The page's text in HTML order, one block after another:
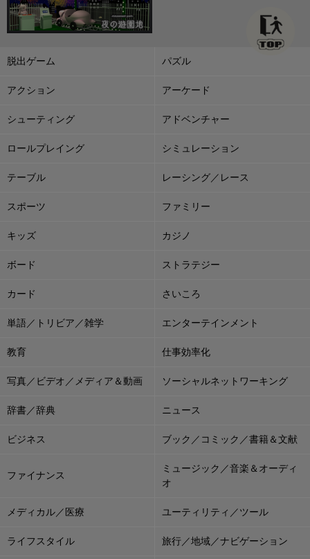
脱出ゲーム パズル
アクション アーケード
シューティング アドベンチャー
ロールプレイング シミュレーション
テーブル レーシング／レース
スポーツ ファミリー
キッズ カジノ
ボード ストラテジー
カード さいころ
単語／トリビア／雑学 エンターテインメント
教育 仕事効率化
写真／ビデオ／メディア＆動画 ソーシャルネットワーキング
辞書／辞典 ニュース
ビジネス ブック／コミック／書籍＆文献
ファイナンス
ミュージック／音楽＆オーディ
オ
メディカル／医療 ユーティリティ／ツール
ライフスタイル 旅行／地域／ナビゲーション